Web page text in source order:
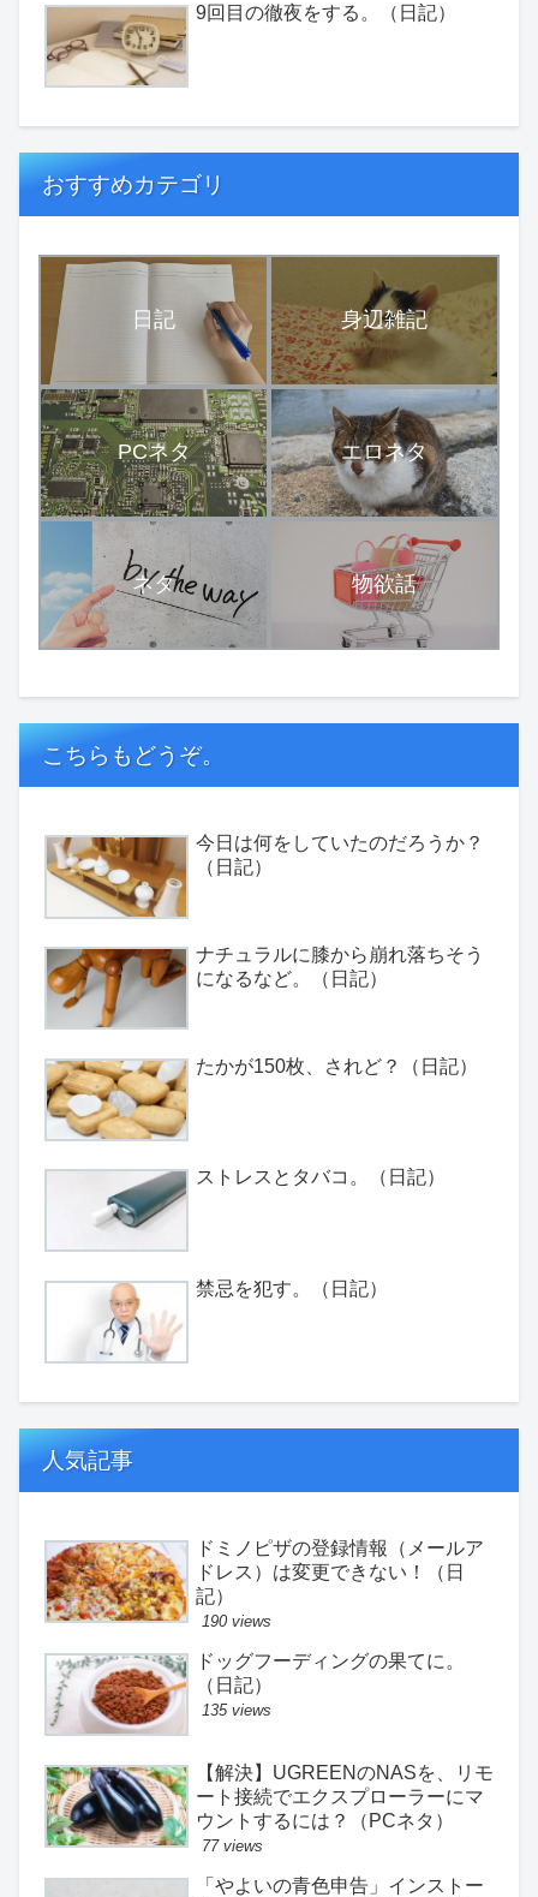
9回目の徹夜をする。（日記）
おすすめカテゴリ
日記 身辺雑記
PCネタ エロネタ
ネタ 物欲話
こちらもどうぞ。
今日は何をしていたのだろうか？
（日記）
ナチュラルに膝から崩れ落ちそう
になるなど。（日記）
たかが150枚、されど？（日記）
ストレスとタバコ。（日記）
禁忌を犯す。（日記）
人気記事
ドミノピザの登録情報（メールア
ドレス）は変更できない！（日
記）
190 views
ドッグフーディングの果てに。
（日記）
135 views
【解決】UGREENのNASを、リモ
ート接続でエクスプローラーにマ
ウントするには？（PCネタ）
77 views
「やよいの青色申告」インストー